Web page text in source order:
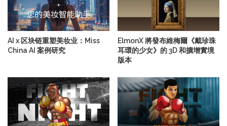
AI x 区块链重塑美妆业：Miss
China AI 案例研究
ElmonX 將發布維梅爾《戴珍珠
耳環的少女》的 3D 和擴增實境
版本